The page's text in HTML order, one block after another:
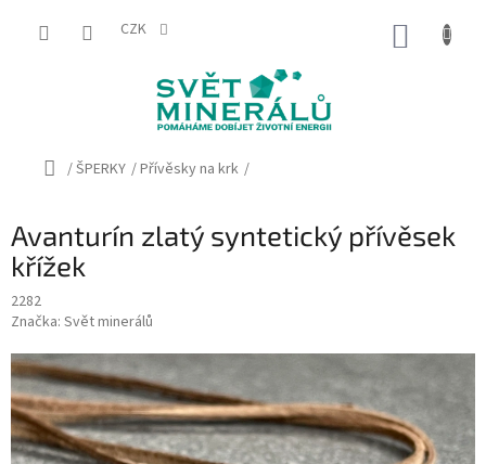
CZK
Domů
/ŠPERKY /Přívěsky na krk /
Avanturín zlatý syntetický přívěsek
křížek
2282
Značka: Svět minerálů